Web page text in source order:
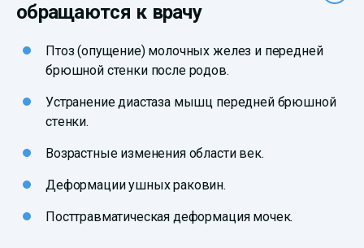
обращаются к врачу
Птоз (опущение) молочных желез и передней
брюшной стенки после родов.
Устранение диастаза мышц передней брюшной
стенки.
Возрастные изменения области век.
Деформации ушных раковин.
Посттравматическая деформация мочек.